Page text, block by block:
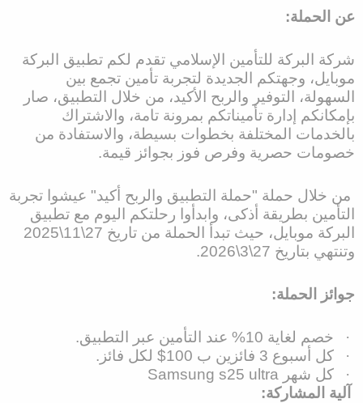
عن الحملة:
شركة البركة للتأمين الإسلامي تقدم لكم تطبيق البركة
موبايل، وجهتكم الجديدة لتجربة تأمين تجمع بين
السهولة، التوفير والربح الأكيد، من خلال التطبيق، صار
بإمكانكم إدارة تأميناتكم بمرونة تامة، والاشتراك
بالخدمات المختلفة بخطوات بسيطة، والاستفادة من
خصومات حصرية وفرص فوز بجوائز قيمة.
من خلال حملة "حملة التطبيق والربح أكيد" عيشوا تجربة
التأمين بطريقة أذكى، وابدأوا رحلتكم اليوم مع تطبيق
البركة موبايل، حيث تبدأ الحملة من تاريخ 27\11\2025
وتنتهي بتاريخ 27\3\2026
.
جوائز الحملة:
·
خصم لغاية 10% عند التأمين عبر التطبيق.
·
كل أسبوع 3 فائزين ب 100$ لكل فائز.
·
كل شهر Samsung s25 ultra
آلية المشاركة: